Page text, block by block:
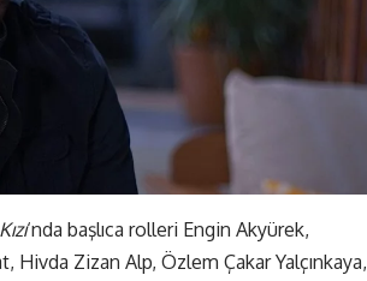
‘nda başlıca rolleri Engin Akyürek,
Zizan Alp, Özlem Çakar Yalçınkaya,